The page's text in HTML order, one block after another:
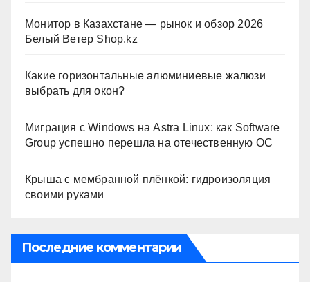
Монитор в Казахстане — рынок и обзор 2026
Белый Ветер Shop.kz
Какие горизонтальные алюминиевые жалюзи
выбрать для окон?
Миграция с Windows на Astra Linux: как Software
Group успешно перешла на отечественную ОС
Крыша с мембранной плёнкой: гидроизоляция
своими руками
Последние комментарии